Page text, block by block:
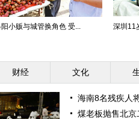
小贩与城管换角色 受... 深圳11
财经 文化
海南8名残疾人
煤老板抛售北